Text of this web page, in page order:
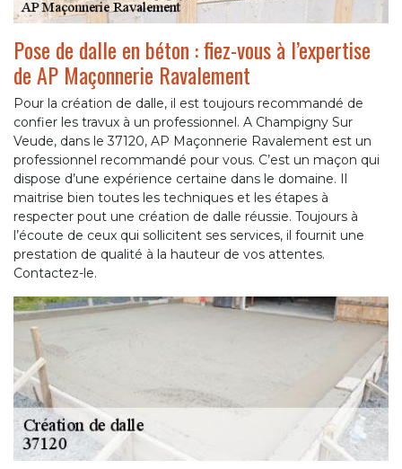
Pose de dalle en béton : fiez-vous à l’expertise
de AP Maçonnerie Ravalement
Pour la création de dalle, il est toujours recommandé de
confier les travux à un professionnel. A Champigny Sur
Veude, dans le 37120, AP Maçonnerie Ravalement est un
professionnel recommandé pour vous. C’est un maçon qui
dispose d’une expérience certaine dans le domaine. Il
maitrise bien toutes les techniques et les étapes à
respecter pout une création de dalle réussie. Toujours à
l’écoute de ceux qui sollicitent ses services, il fournit une
prestation de qualité à la hauteur de vos attentes.
Contactez-le.